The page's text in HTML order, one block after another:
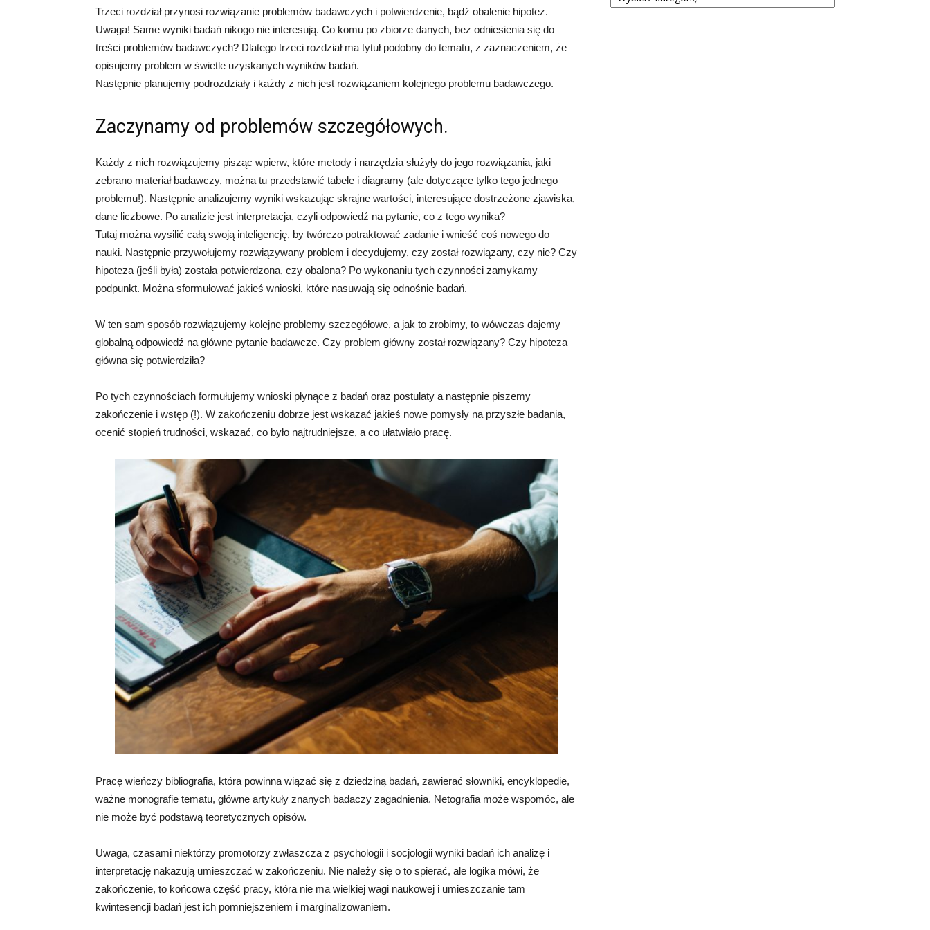
Trzeci rozdział przynosi rozwiązanie problemów badawczych i potwierdzenie, bądź obalenie hipotez.
Uwaga! Same wyniki badań nikogo nie interesują. Co komu po zbiorze danych, bez odniesienia się do
treści problemów badawczych? Dlatego trzeci rozdział ma tytuł podobny do tematu, z zaznaczeniem, że
opisujemy problem w świetle uzyskanych wyników badań.
Następnie planujemy podrozdziały i każdy z nich jest rozwiązaniem kolejnego problemu badawczego.
Zaczynamy od problemów szczegółowych.
Każdy z nich rozwiązujemy pisząc wpierw, które metody i narzędzia służyły do jego rozwiązania, jaki
zebrano materiał badawczy, można tu przedstawić tabele i diagramy (ale dotyczące tylko tego jednego
problemu!). Następnie analizujemy wyniki wskazując skrajne wartości, interesujące dostrzeżone zjawiska,
dane liczbowe. Po analizie jest interpretacja, czyli odpowiedź na pytanie, co z tego wynika?
Tutaj można wysilić całą swoją inteligencję, by twórczo potraktować zadanie i wnieść coś nowego do
nauki. Następnie przywołujemy rozwiązywany problem i decydujemy, czy został rozwiązany, czy nie? Czy
hipoteza (jeśli była) została potwierdzona, czy obalona? Po wykonaniu tych czynności zamykamy
podpunkt. Można sformułować jakieś wnioski, które nasuwają się odnośnie badań.
W ten sam sposób rozwiązujemy kolejne problemy szczegółowe, a jak to zrobimy, to wówczas dajemy
globalną odpowiedź na główne pytanie badawcze. Czy problem główny został rozwiązany? Czy hipoteza
główna się potwierdziła?
Po tych czynnościach formułujemy wnioski płynące z badań oraz postulaty a następnie piszemy
zakończenie i wstęp (!). W zakończeniu dobrze jest wskazać jakieś nowe pomysły na przyszłe badania,
ocenić stopień trudności, wskazać, co było najtrudniejsze, a co ułatwiało pracę.
Pracę wieńczy bibliografia, która powinna wiązać się z dziedziną badań, zawierać słowniki, encyklopedie,
ważne monografie tematu, główne artykuły znanych badaczy zagadnienia. Netografia może wspomóc, ale
nie może być podstawą teoretycznych opisów.
Uwaga, czasami niektórzy promotorzy zwłaszcza z psychologii i socjologii wyniki badań ich analizę i
interpretację nakazują umieszczać w zakończeniu. Nie należy się o to spierać, ale logika mówi, że
zakończenie, to końcowa część pracy, która nie ma wielkiej wagi naukowej i umieszczanie tam
kwintesencji badań jest ich pomniejszeniem i marginalizowaniem.